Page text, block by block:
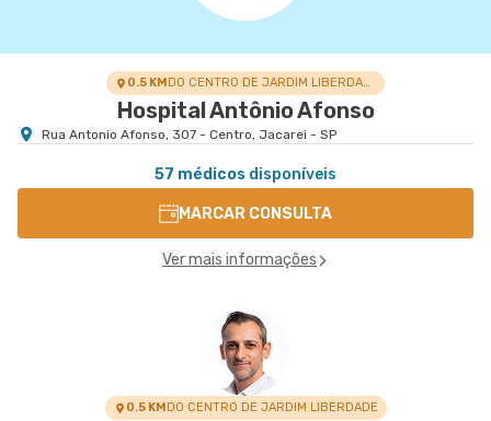
0.5 KM DO CENTRO DE JARDIM LIBERDADE
Hospital Antônio Afonso
Rua Antonio Afonso, 307 - Centro, Jacarei - SP
57 médicos disponíveis
MARCAR CONSULTA
Ver mais informações
0.5 KMDO CENTRO DE JARDIM LIBERDADE